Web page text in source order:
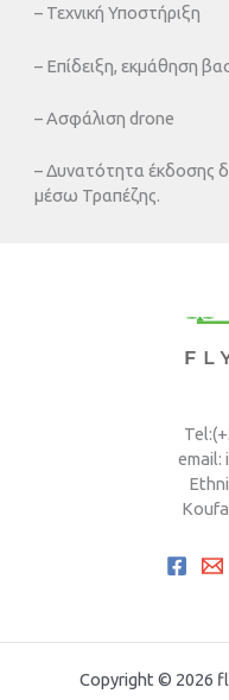
– Τεχνική Υποστήριξη
– Επίδειξη, εκμάθηση
– Ασφάλιση drone
– Δυνατότητα έκδοσης
μέσω Τραπέζης.
email:
Copyright © 2026